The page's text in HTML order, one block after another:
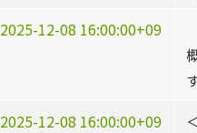
2025-12-08 16:00:00+09
2025-12-08 16:00:00+09